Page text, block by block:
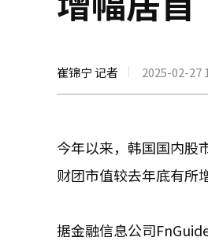
崔锦宁 记者 2025-02-27
今年以来，韩国国内股
财团市值较去年底有所
据金融信息公司